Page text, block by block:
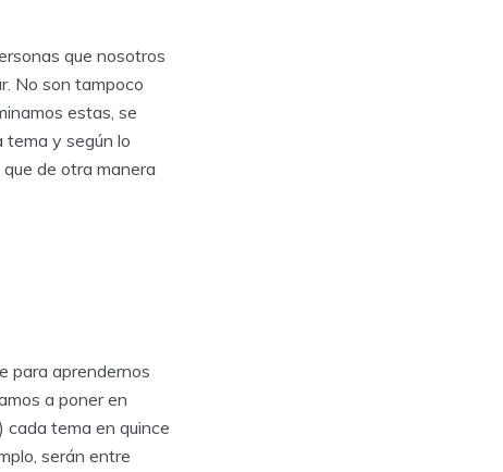
que nosotros
No son tampoco
estas, se
tema y según lo
de otra manera
para aprendernos
a poner en
cada tema en quince
serán entre